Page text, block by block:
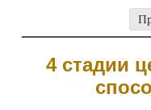
4 стадии